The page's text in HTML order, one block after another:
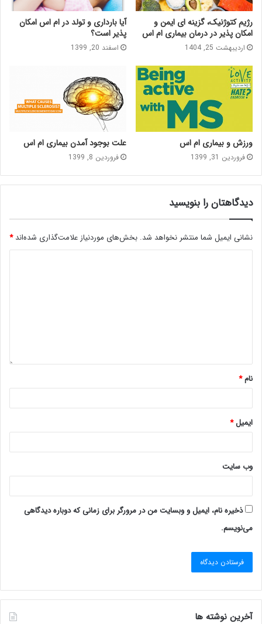
رژیم کتوژنیک، گزینه ای ایمن و
امکان پذیر در درمان بیماری ام اس
اردیبهشت 25, 1404
آیا بارداری و تولد در ام اس امکان
پذیر است؟
اسفند 20, 1399
ورزش و بیماری ام اس
فروردین 31, 1399
علت بوجود آمدن بیماری ام اس
فروردین 8, 1399
دیدگاهتان را بنویسید
نشانی ایمیل شما منتشر نخواهد شد. بخش‌های موردنیاز علامت‌گذاری شده‌اند*
نام*
ایمیل*
وب‌ سایت
ذخیره نام، ایمیل و وبسایت من در مرورگر برای زمانی که دوباره دیدگاهی
می‌نویسم.
آخرین نوشته ها